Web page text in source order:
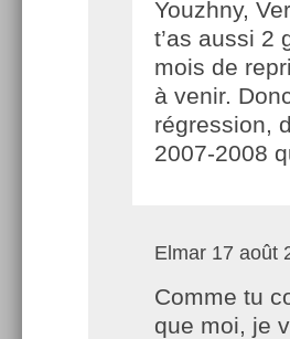
Youzhny,
t’as aussi 2
mois de
à venir.
régression,
2007-2008
Elmar 17 août
Comme tu
que moi, je